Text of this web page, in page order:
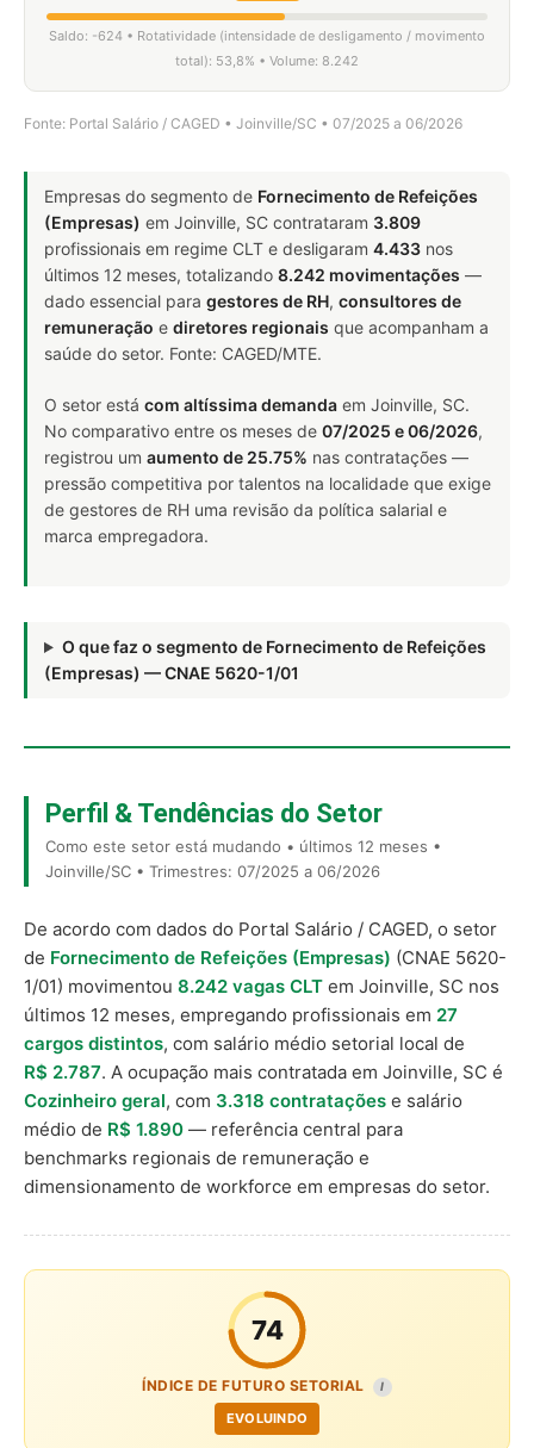
Saldo: -624 • Rotatividade (intensidade de desligamento / movimento
total): 53,8% • Volume: 8.242
Fonte: Portal Salário / CAGED • Joinville/SC • 07/2025 a 06/2026
Empresas do segmento de Fornecimento de Refeições
(Empresas) em Joinville, SC contrataram 3.809
profissionais em regime CLT e desligaram 4.433 nos
últimos 12 meses, totalizando 8.242 movimentações —
dado essencial para gestores de RH, consultores de
remuneração e diretores regionais que acompanham a
saúde do setor. Fonte: CAGED/MTE.
O setor está com altíssima demanda em Joinville, SC.
No comparativo entre os meses de 07/2025 e 06/2026,
registrou um aumento de 25.75% nas contratações —
pressão competitiva por talentos na localidade que exige
de gestores de RH uma revisão da política salarial e
marca empregadora.
O que faz o segmento de Fornecimento de Refeições
(Empresas) — CNAE 5620-1/01
Perfil & Tendências do Setor
Como este setor está mudando • últimos 12 meses •
Joinville/SC • Trimestres: 07/2025 a 06/2026
De acordo com dados do Portal Salário / CAGED, o setor
de Fornecimento de Refeições (Empresas) (CNAE 5620-
1/01) movimentou 8.242 vagas CLT em Joinville, SC nos
últimos 12 meses, empregando profissionais em 27
cargos distintos, com salário médio setorial local de
R$ 2.787. A ocupação mais contratada em Joinville, SC é
Cozinheiro geral, com 3.318 contratações e salário
médio de R$ 1.890 — referência central para
benchmarks regionais de remuneração e
dimensionamento de workforce em empresas do setor.
74
ÍNDICE DE FUTURO SETORIAL I
EVOLUINDO